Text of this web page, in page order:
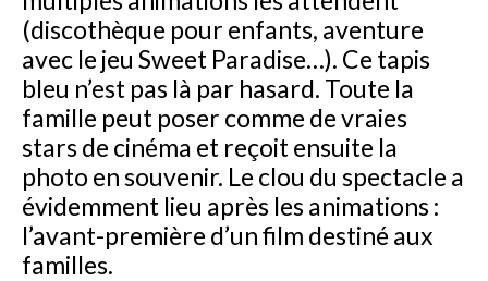
(discothèque pour enfants, aventure
avec le jeu Sweet Paradise…). Ce tapis
bleu n’est pas là par hasard. Toute la
famille peut poser comme de vraies
stars de cinéma et reçoit ensuite la
photo en souvenir. Le clou du spectacle a
évidemment lieu après les animations :
l’avant-première d’un film destiné aux
familles.